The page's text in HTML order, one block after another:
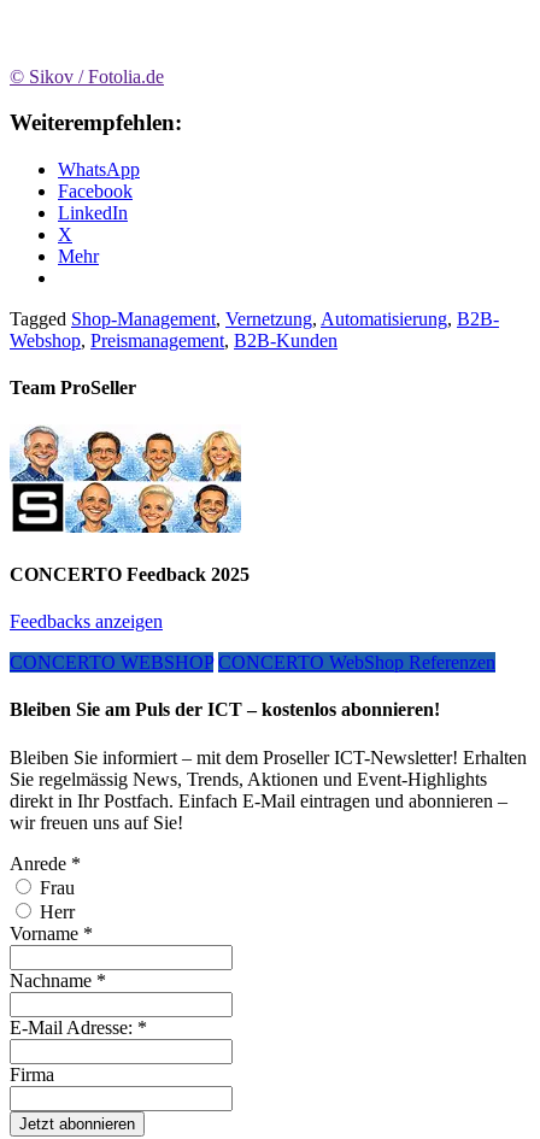
© Sikov / Fotolia.de
Weiterempfehlen:
WhatsApp
Facebook
LinkedIn
X
Mehr
Tagged Shop-Management, Vernetzung, Automatisierung, B2B-
Webshop, Preismanagement, B2B-Kunden
Team ProSeller
CONCERTO Feedback 2025
Feedbacks anzeigen
CONCERTO WEBSHOP CONCERTO WebShop Referenzen
Bleiben Sie am Puls der ICT – kostenlos abonnieren!
Bleiben Sie informiert – mit dem Proseller ICT-Newsletter! Erhalten
Sie regelmässig News, Trends, Aktionen und Event-Highlights
direkt in Ihr Postfach. Einfach E-Mail eintragen und abonnieren –
wir freuen uns auf Sie!
Anrede *
Frau
Herr
Vorname *
Nachname *
E-Mail Adresse: *
Firma